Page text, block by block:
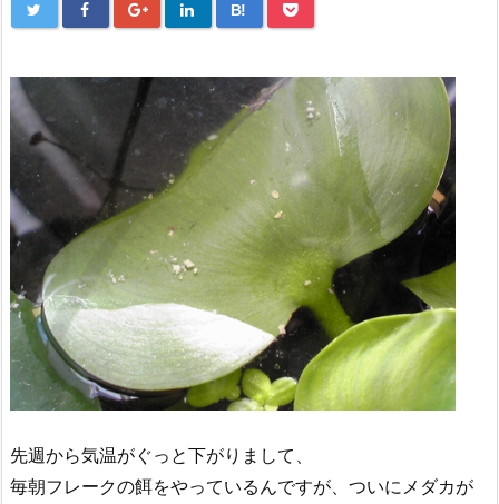
B!
先週から気温がぐっと下がりまして、
毎朝フレークの餌をやっているんですが、ついにメダカが